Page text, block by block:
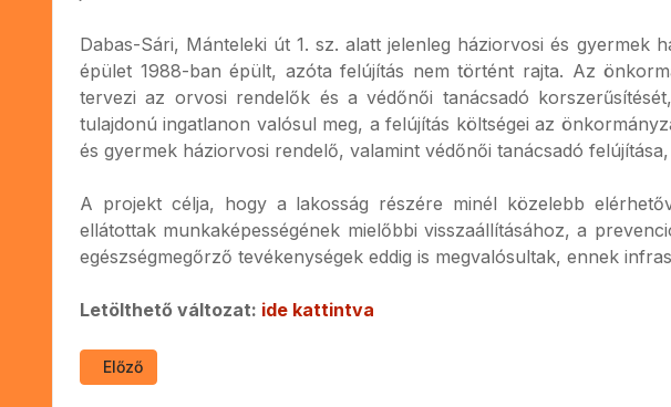
Dabas-Sári, Mánteleki út 1. sz. alatt jelenleg háziorvosi és gyermek
épület 1988-ban épült, azóta felújítás nem történt rajta. Az
tervezi az orvosi rendelők és a védőnői tanácsadó
tulajdonú ingatlanon valósul meg, a felújítás költségei az
és gyermek háziorvosi rendelő, valamint védőnői tanácsadó
A projekt célja, hogy a lakosság részére minél közelebb
ellátottak munkaképességének mielőbbi visszaállításához, a
egészségmegőrző tevékenységek eddig is megvalósultak, ennek
Letölthető változat: ide kattintva
Előző cikk: Magyar Állam támogatásából megvalósult fejlesztések
Előző